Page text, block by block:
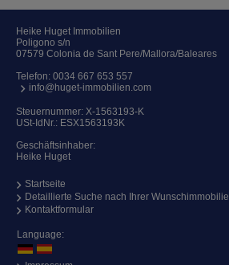
Heike Huget Immobilien
Poligono s/n
07579 Colonia de Sant Pere/Mallora/Baleares
Telefon: 0034 667 653 557
info@huget-immobilien.com
Steuernummer: X-1563193-K
USt-IdNr.: ESX1563193K
Geschäftsinhaber:
Heike Huget
Startseite
Detaillierte Suche nach Ihrer Wunschimmobilie
Kontaktformular
Language: